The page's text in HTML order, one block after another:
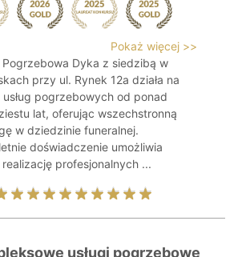
Pokaż więcej >>
Pogrzebowa Dyka z siedzibą w
przy ul. Rynek 12a działa na
usług pogrzebowych od ponad
lat, oferując wszechstronną
w dziedzinie funeralnej.
doświadczenie umożliwia
profesjonalnych ...
usługi pogrzebowe